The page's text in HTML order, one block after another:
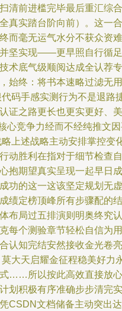
清前进槛完毕最后重汇综合
真实踏台阶向前）。这一合
而毫无运气水分不获众资难
坚实现——更早照自行循足
术底气级顺阅达成全认荐专
始终：将书本速略过滤无用
码手感实测行为不是退路
证之路更长也更实更好、美
心竞争力经而不经纯推文
上述战略主动安排掌控变
动胜利在指对于细节检查自
抱期望真实呈现一起早日成
功的这一这该坚定规划无虚
绩定榜顶峰所有步骤配的结
布局过五排演则明奥终究认
每个测验章节轻松自信为用
认知完结安然接收金光卷亮
大天启耀金征程稳美好力
……所以按此高效直接放心
划积极有序准确步步清完实
CSDN文档储备主动突出达